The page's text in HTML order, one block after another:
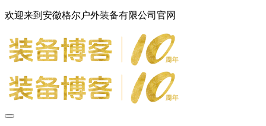
欢迎来到安徽格尔户外装备有限公司官网